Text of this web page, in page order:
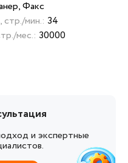
Факс
мин.: 34
мес.: 30000
и экспертные